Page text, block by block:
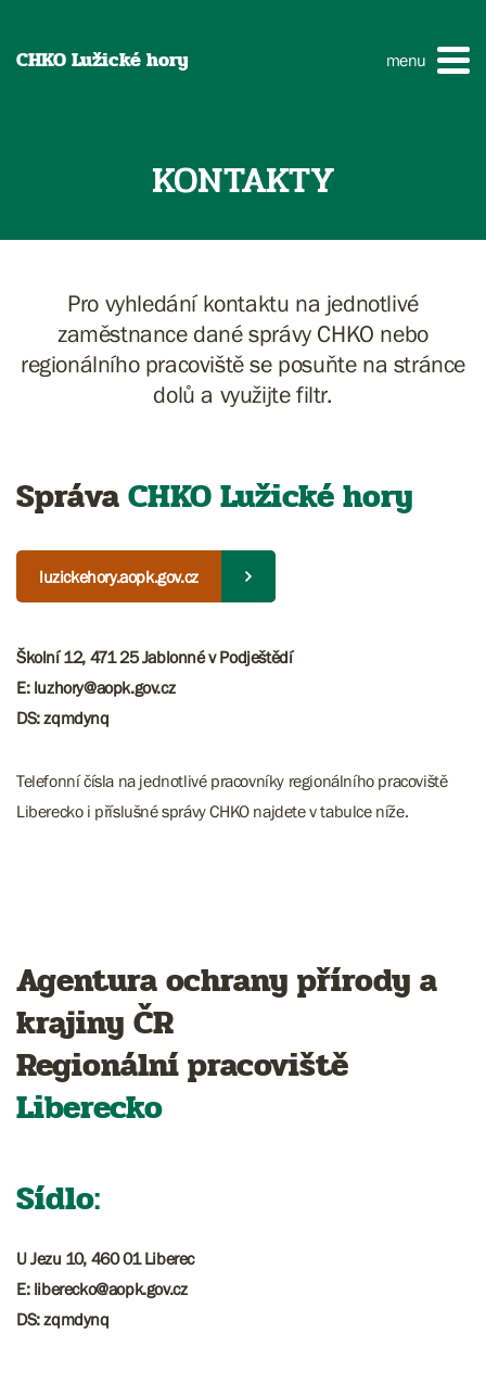
CHKO Lužické hory menu
KONTAKTY
Pro vyhledání kontaktu na jednotlivé
zaměstnance dané správy CHKO nebo
regionálního pracoviště se posuňte na stránce
dolů a využijte filtr.
SprávaCHKO Lužické hory
luzickehory.aopk.gov.cz
Školní 12, 471 25 Jablonné v Podještědí
E: luzhory@aopk.gov.cz
DS: zqmdynq
Telefonní čísla na jednotlivé pracovníky regionálního pracoviště
Liberecko i příslušné správy CHKO najdete v tabulce níže.
Agentura ochrany přírody a
krajiny ČR
Regionální pracoviště
Liberecko
Sídlo:
U Jezu 10, 460 01 Liberec
E: liberecko@aopk.gov.cz
DS: zqmdynq